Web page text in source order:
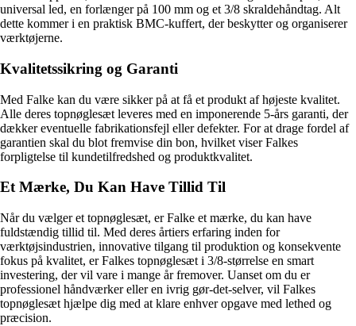
universal led, en forlænger på 100 mm og et 3/8 skraldehåndtag. Alt
dette kommer i en praktisk BMC-kuffert, der beskytter og organiserer
værktøjerne.
Kvalitetssikring og Garanti
Med Falke kan du være sikker på at få et produkt af højeste kvalitet.
Alle deres topnøglesæt leveres med en imponerende 5-års garanti, der
dækker eventuelle fabrikationsfejl eller defekter. For at drage fordel af
garantien skal du blot fremvise din bon, hvilket viser Falkes
forpligtelse til kundetilfredshed og produktkvalitet.
Et Mærke, Du Kan Have Tillid Til
Når du vælger et topnøglesæt, er Falke et mærke, du kan have
fuldstændig tillid til. Med deres årtiers erfaring inden for
værktøjsindustrien, innovative tilgang til produktion og konsekvente
fokus på kvalitet, er Falkes topnøglesæt i 3/8-størrelse en smart
investering, der vil vare i mange år fremover. Uanset om du er
professionel håndværker eller en ivrig gør-det-selver, vil Falkes
topnøglesæt hjælpe dig med at klare enhver opgave med lethed og
præcision.